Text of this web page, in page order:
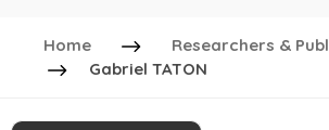
Home
Researchers &
Gabriel TATON